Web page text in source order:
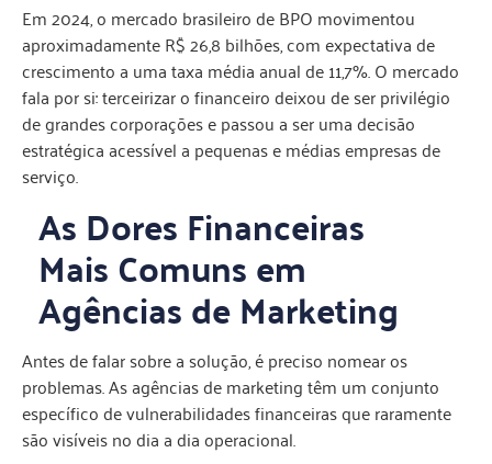
Em 2024, o mercado brasileiro de BPO movimentou
aproximadamente R$ 26,8 bilhões, com expectativa de
crescimento a uma taxa média anual de 11,7%. O mercado
fala por si: terceirizar o financeiro deixou de ser privilégio
de grandes corporações e passou a ser uma decisão
estratégica acessível a pequenas e médias empresas de
serviço.
As Dores Financeiras
Mais Comuns em
Agências de Marketing
Antes de falar sobre a solução, é preciso nomear os
problemas. As agências de marketing têm um conjunto
específico de vulnerabilidades financeiras que raramente
são visíveis no dia a dia operacional.